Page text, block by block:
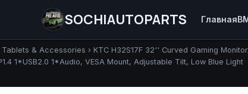
SOCHIAUTOPARTS Главная
Tablets & Accessories › KTC H32S17F 32'' Curved Gaming
1*USB2.0 1*Audio, VESA Mount, Adjustable Tilt, Low Blue Light